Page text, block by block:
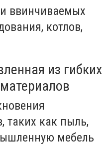
ввинчиваемых
котлов,
из гибких
таких как пыль,
мебель